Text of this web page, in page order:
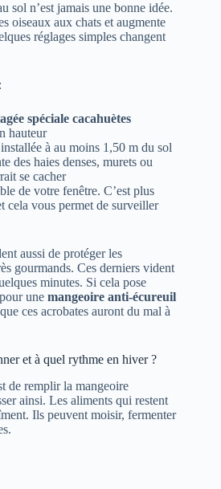
sol n’est jamais une bonne idée.
oiseaux aux chats et augmente
réglages simples changent
spéciale cacahuètes
hauteur
installée à au moins 1,50 m du sol
des haies denses, murets ou
se cacher
de votre fenêtre. C’est plus
cela vous permet de surveiller
aussi de protéger les
gourmands. Ces derniers vident
minutes. Si cela pose
une mangeoire anti-écureuil
ces acrobates auront du mal à
et à quel rythme en hiver ?
de remplir la mangeoire
ainsi. Les aliments qui restent
Ils peuvent moisir, fermenter